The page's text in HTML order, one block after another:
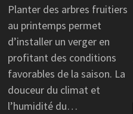
Planter des arbres fruitiers
au printemps permet
d’installer un verger en
profitant des conditions
favorables de la saison. La
douceur du climat et
l’humidité du…